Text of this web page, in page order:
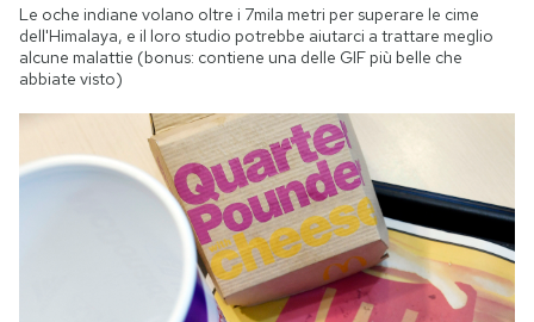
Le oche indiane volano oltre i 7mila metri per superare le cime
dell'Himalaya, e il loro studio potrebbe aiutarci a trattare meglio
alcune malattie (bonus: contiene una delle GIF più belle che
abbiate visto)